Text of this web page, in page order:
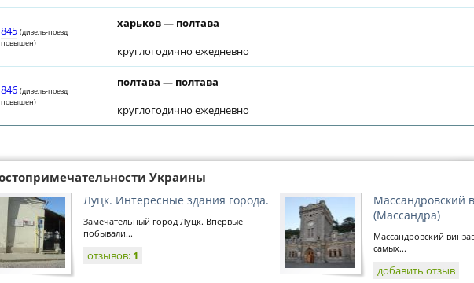
845 (дизель-поезд
повышен)
харьков — полтава
круглогодично ежедневно
846 (дизель-поезд
повышен)
полтава — полтава
круглогодично ежедневно
Украины
Луцк. Интересные здания города.
Замечательный город Луцк. Впервые
побывали...
отзывов: 1
Массандровский
(Массандра)
Массандровский
самых...
добавить отзыв